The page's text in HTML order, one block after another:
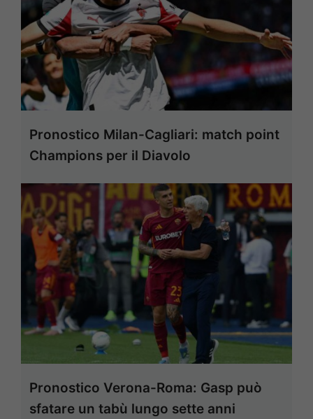
Pronostico Milan-Cagliari: match point
Champions per il Diavolo
Pronostico Verona-Roma: Gasp può
sfatare un tabù lungo sette anni